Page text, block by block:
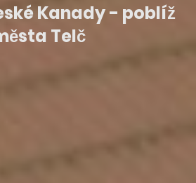
Kanady - poblíž
Telč